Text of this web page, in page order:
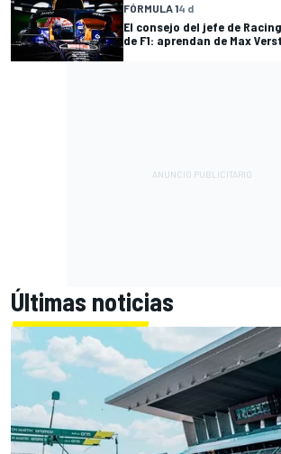
FÓRMULA 14 d
El consejo del jefe de
de F1: aprendan de Max
Últimas noticias